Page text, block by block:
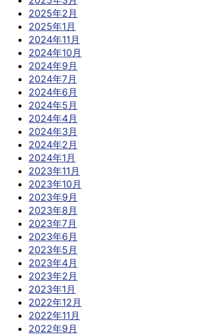
2025年2月
2025年1月
2024年11月
2024年10月
2024年9月
2024年7月
2024年6月
2024年5月
2024年4月
2024年3月
2024年2月
2024年1月
2023年11月
2023年10月
2023年9月
2023年8月
2023年7月
2023年6月
2023年5月
2023年4月
2023年2月
2023年1月
2022年12月
2022年11月
2022年9月